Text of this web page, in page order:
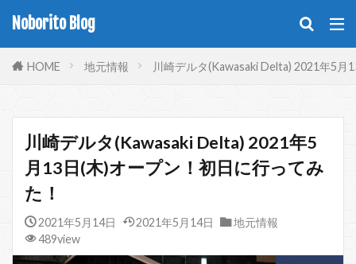
Noborito Blog
HOME 地元情報 川崎デルタ(Kawasaki Delta) 2021年5月
川崎デルタ(Kawasaki Delta) 2021年5
月13日(木)オープン！初日に行ってみ
た！
2021年5月14日 2021年5月14日
地元情報
489view